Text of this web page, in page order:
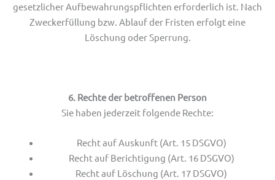
gesetzlicher Aufbewahrungspflichten erforderlich ist. Nach
Zweckerfüllung bzw. Ablauf der Fristen erfolgt eine
Löschung oder Sperrung.
6. Rechte der betroffenen Person
Sie haben jederzeit folgende Rechte:
Recht auf Auskunft (Art. 15 DSGVO)
Recht auf Berichtigung (Art. 16 DSGVO)
Recht auf Löschung (Art. 17 DSGVO)